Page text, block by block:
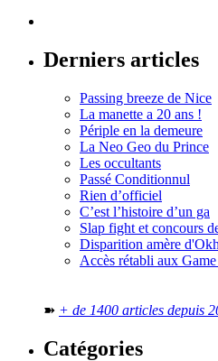
Derniers articles
Passing breeze de Nice
La manette a 20 ans !
Périple en la demeure
La Neo Geo du Prince
Les occultants
Passé Conditionnul
Rien d’officiel
C’est l’histoire d’un ga
Slap fight et concours
Disparition amère
Accès rétabli aux
➽ + de 1400 articles depuis
Catégories